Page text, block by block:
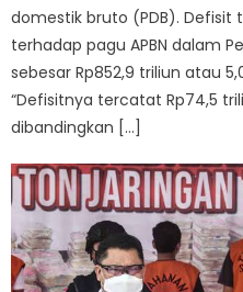
domestik bruto (PDB). Defisit
terhadap pagu APBN dalam
sebesar Rp852,9 triliun atau
“Defisitnya tercatat Rp74,5
dibandingkan […]